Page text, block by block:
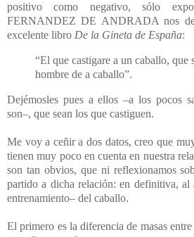
positivo como negativo, sólo
FERNANDEZ DE ANDRADA nos
excelente libro De la Gineta de España:
“El que castigare a un caballo, que
hombre de a caballo”.
Dejémosles pues a ellos –a los pocos
son–, que sean los que castiguen.
Me voy a ceñir a dos datos, creo que
tienen muy poco en cuenta en nuestra
son tan obvios, que ni reflexionamos
partido a dicha relación: en definitiva, al
entrenamiento– del caballo.
El primero es la diferencia de masas